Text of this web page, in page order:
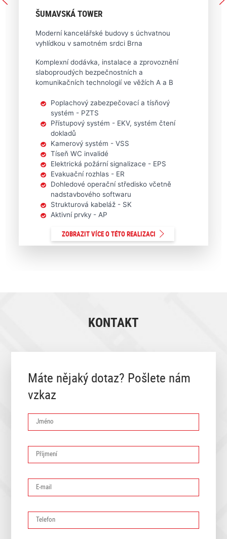
ŠUMAVSKÁ TOWER
Moderní kancelářské budovy s úchvatnou
vyhlídkou v samotném srdci Brna
Komplexní dodávka, instalace a zprovoznění
slaboproudých bezpečnostních a
komunikačních technologií ve věžích A a B
Poplachový zabezpečovací a tísňový
systém - PZTS
Přístupový systém - EKV, systém čtení
dokladů
Kamerový systém - VSS
Tíseň WC invalidé
Elektrická požární signalizace - EPS
Evakuační rozhlas - ER
Dohledové operační středisko včetně
nadstavbového softwaru
Strukturová kabeláž - SK
Aktivní prvky - AP
ZOBRAZIT VÍCE O TÉTO REALIZACI
KONTAKT
Máte nějaký dotaz? Pošlete nám
vzkaz
Jméno
Příjmení
E-mail
Telefon